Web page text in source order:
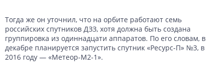
Тогда же он уточнил, что на орбите работают семь
российских спутников ДЗЗ, хотя должна быть создана
группировка из одиннадцати аппаратов. По его словам, в
декабре планируется запустить спутник «Ресурс-П» №3, в
2016 году — «Метеор-М2-1».